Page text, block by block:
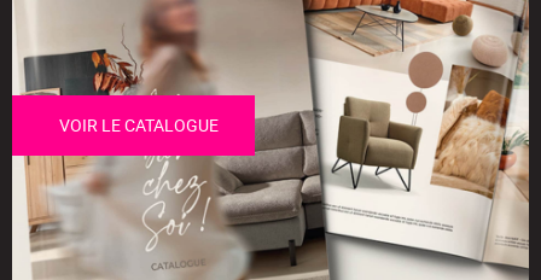
VOIR LE CATALOGUE